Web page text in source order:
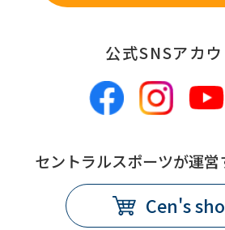
公式SNSアカ
セントラルスポーツが運
Cen's